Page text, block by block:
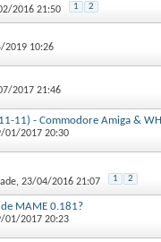
2016 21:50 1 2
2019 10:26
2017 21:46
11) - Commodore Amiga &
01/2017 20:30
, 23/04/2016 21:07 1 2
MAME 0.181?
01/2017 20:23